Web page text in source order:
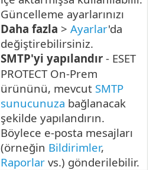
Güncelleme ayarlarınızı
Daha fazla > Ayarlar'da
değiştirebilirsiniz.
SMTP'yi yapılandır - ESET
PROTECT On-Prem
ürününü, mevcut SMTP
sunucunuza bağlanacak
şekilde yapılandırın.
Böylece e-posta mesajları
(örneğin Bildirimler,
Raporlar vs.) gönderilebilir.